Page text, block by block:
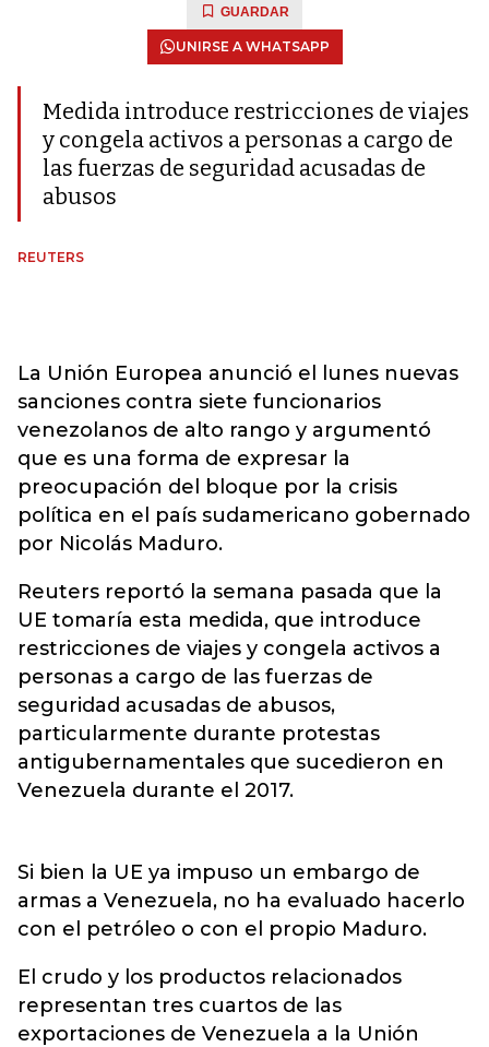
GUARDAR
UNIRSE A WHATSAPP
Medida introduce restricciones de viajes
y congela activos a personas a cargo de
las fuerzas de seguridad acusadas de
abusos
REUTERS
La Unión Europea anunció el lunes nuevas
sanciones contra siete funcionarios
venezolanos de alto rango y argumentó
que es una forma de expresar la
preocupación del bloque por la crisis
política en el país sudamericano gobernado
por Nicolás Maduro.
Reuters reportó la semana pasada que la
UE tomaría esta medida, que introduce
restricciones de viajes y congela activos a
personas a cargo de las fuerzas de
seguridad acusadas de abusos,
particularmente durante protestas
antigubernamentales que sucedieron en
Venezuela durante el 2017.
Si bien la UE ya impuso un embargo de
armas a Venezuela, no ha evaluado hacerlo
con el petróleo o con el propio Maduro.
El crudo y los productos relacionados
representan tres cuartos de las
exportaciones de Venezuela a la Unión